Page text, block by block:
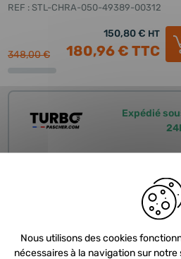
REF : STL-CHRA-050-49389-00312
348,00 €
150,80 € HT
180,96 € TTC
Expédié
Nous utilisons des cookies
nécessaires à la navigation sur